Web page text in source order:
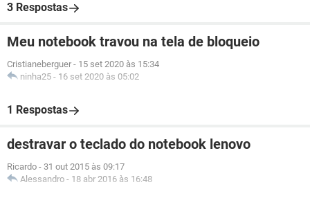
3 Respostas
Meu notebook travou na tela de bloqueio
Cristianeberguer - 15 set 2020 às 15:34
ninha25 - 16 set 2020 às 05:02
1 Respostas
destravar o teclado do notebook lenovo
Ricardo - 31 out 2015 às 09:17
Alessandro - 18 abr 2016 às 16:48